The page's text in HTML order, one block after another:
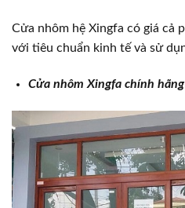
Cửa nhôm hệ Xingfa có giá cả
với tiêu chuẩn kinh tế và sử
Cửa nhôm Xingfa chính